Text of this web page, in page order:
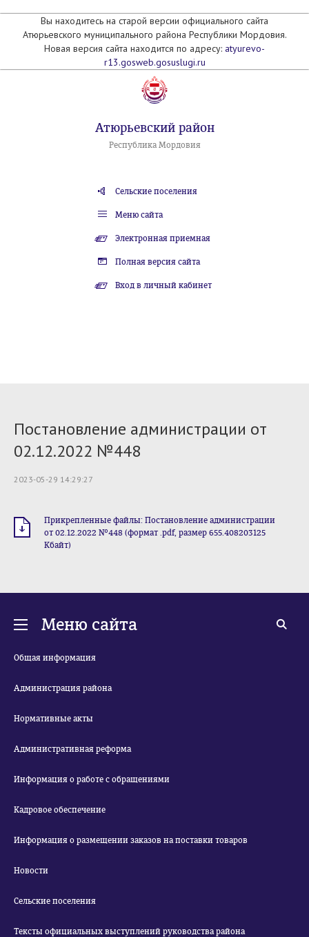
Вы находитесь на старой версии официального сайта
Атюрьевского муниципального района Республики Мордовия.
Новая версия сайта находится по адресу: atyurevo-
r13.gosweb.gosuslugi.ru
Атюрьевский район
Республика Мордовия
Сельские поселения
Меню сайта
Электронная приемная
Полная версия сайта
Вход в личный кабинет
Постановление администрации от
02.12.2022 №448
2023-05-29 14:29:27
Прикрепленные файлы: Постановление администрации
от 02.12.2022 №448 (формат .pdf, размер 655.408203125
Кбайт)
Меню сайта
Общая информация
Администрация района
Нормативные акты
Административная реформа
Информация о работе с обращениями
Кадровое обеспечение
Информация о размещении заказов на поставки товаров
Новости
Сельские поселения
Тексты официальных выступлений руководства района